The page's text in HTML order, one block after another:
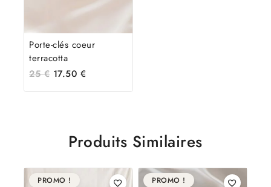
Porte-clés coeur
terracotta
25€ 17.50 €
Produits Similaires
PROMO ! PROMO !